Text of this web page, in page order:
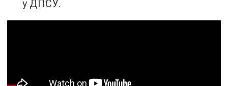
у ДПСУ.